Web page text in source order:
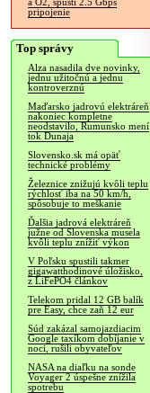
a O2, spustí 2.5 Gbps
pripojenie
Top správy
Alza nasadila dve novinky,
jednu užitočnú a jednu
kontroverznú
Maďarsko jadrovú elektráreň
nakoniec kompletne
neodstavilo, Rumunsko mení
tok Dunaja
Slovensko.sk má opäť
technické problémy
Železnice znižujú kvôli teplu
rýchlosť iba na 50 km/h,
spôsobuje to meškanie
Ďalšia jadrová elektráreň
južne od Slovenska musela
kvôli teplu znížiť výkon
V Poľsku spustili takmer
gigawatthodinové úložisko,
z LiFePO4 článkov
Telekom pridal 12 GB balík
pre Easy, chce zaň 12 eur
Súd zakázal samojazdiacim
Google taxíkom dobíjanie v
noci, rušili obyvateľov
NASA na diaľku na sonde
Voyager 2 úspešne znížila
spotrebu